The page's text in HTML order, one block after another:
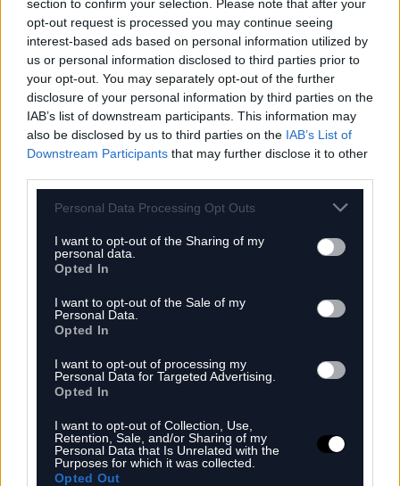
section to confirm your selection. Please note that after your
opt-out request is processed you may continue seeing
interest-based ads based on personal information utilized by
us or personal information disclosed to third parties prior to
your opt-out. You may separately opt-out of the further
disclosure of your personal information by third parties on the
IAB’s list of downstream participants. This information may
also be disclosed by us to third parties on the IAB’s List of
Downstream Participants that may further disclose it to other
Personal Data Processing Opt Outs
I want to opt-out of the Sharing of my
personal data.
Opted In
I want to opt-out of the Sale of my
Personal Data.
Opted In
I want to opt-out of processing my
Personal Data for Targeted Advertising.
Opted In
I want to opt-out of Collection, Use,
Retention, Sale, and/or Sharing of my
Personal Data that Is Unrelated with the
Purposes for which it was collected.
Opted Out
onnantól kezdve, hogy az adott tevékenység
megélhetéssé válik kifakulnak a színek. Ezért
azt tanácsolja mindenkinek,
Tök jó, ha a munkád a hobbid, de mellette
válassz egy hobbit, ami soha nem lesz a
„A jósnők nem a jövőt mondták meg, hanem a
jelent. Nekik nem az volt a feature, hogy meg
tudták jövendölni, hogy mi lesz majd, hanem
hogy azt tudták, hogy mi van most. Én
ki tudja mondani: ha meztelen a király, akkor
meztelen, ha elveszettek vagyunk, akkor
elveszettek vagyunk…
Kovács András Péter a beszélgetés folyamán